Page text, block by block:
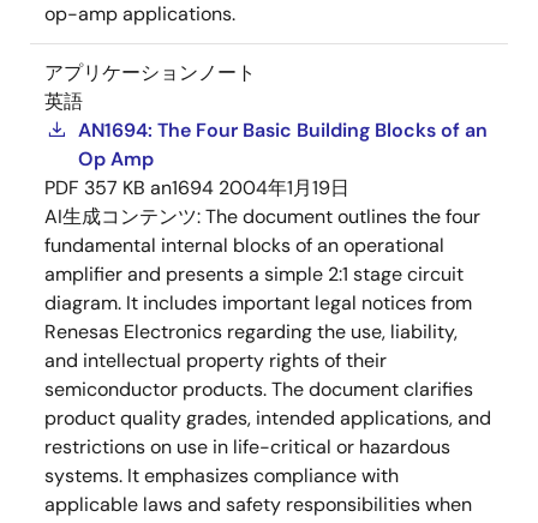
op-amp applications.
アプリケーションノート
英語
AN1694: The Four Basic Building Blocks of an
Op Amp
PDF 357 KB an1694 2004年1月19日
AI生成コンテンツ:The document outlines the four
fundamental internal blocks of an operational
amplifier and presents a simple 2:1 stage circuit
diagram. It includes important legal notices from
Renesas Electronics regarding the use, liability,
and intellectual property rights of their
semiconductor products. The document clarifies
product quality grades, intended applications, and
restrictions on use in life-critical or hazardous
systems. It emphasizes compliance with
applicable laws and safety responsibilities when